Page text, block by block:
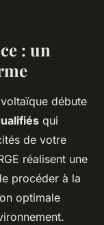
: un
débute
qui
de votre
réalisent une
procéder à la
optimale